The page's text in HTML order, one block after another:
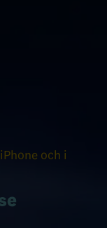
och i